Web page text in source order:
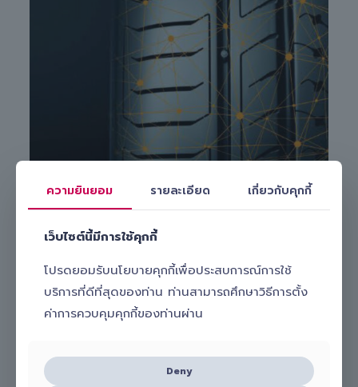
สนใจเปลี่ยนยางรถยนต์ Continental รุ่น
ComfortContact CC7 185/55 R16 กับ Slick ทำ
อย่างไร?
สะดวก รวดเร็ว และมั่นใจได้ เลือกใช้บริการกับ Slick ได้เลย! เพียง
ติดต่อเพื่อปรึกษากับช่างผู้เชี่ยวชาญและนัดหมายบริการง่าย ๆ ผ่าน
ความยินยอม รายละเอียด เกี่ยวกับคุกกี้
เว็บไซต์นี้มีการใช้คุกกี้
โปรดยอมรับนโยบายคุกกี้เพื่อประสบการณ์การใช้
บริการที่ดีที่สุดของท่าน ท่านสามารถศึกษาวิธีการตั้ง
ค่าการควบคุมคุกกี้ของท่านผ่าน
Deny